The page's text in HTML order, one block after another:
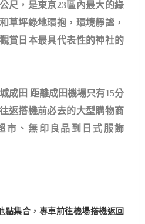
尺，是東京23區內最大的綠
草坪綠地環抱，環境靜謐，
賞日本最具代表性的神社的
成田 距離成田機場只有15分
返搭機前必去的大型購物商
市、無印良品到日式服飾
點集合，專車前往機場搭機返回